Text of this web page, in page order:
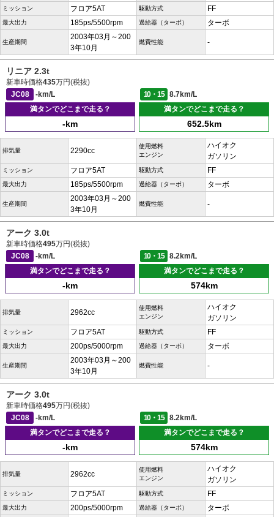
ミッション フロア5AT 駆動方式 FF
最大出力 185ps/5500rpm 過給器（ターボ） ターボ
生産期間
2003年03月～200
3年10月
燃費性能 -
リニア 2.3t
新車時価格435万円(税抜)
JC08
-km/L 10・15
8.7km/L
満タンでどこまで走る？
-km
満タンでどこまで走る？
652.5km
排気量 2290cc
使用燃料
エンジン
ハイオク
ガソリン
ミッション フロア5AT 駆動方式 FF
最大出力 185ps/5500rpm 過給器（ターボ） ターボ
生産期間
2003年03月～200
3年10月
燃費性能 -
アーク 3.0t
新車時価格495万円(税抜)
JC08
-km/L 10・15
8.2km/L
満タンでどこまで走る？
-km
満タンでどこまで走る？
574km
排気量 2962cc
使用燃料
エンジン
ハイオク
ガソリン
ミッション フロア5AT 駆動方式 FF
最大出力 200ps/5000rpm 過給器（ターボ） ターボ
生産期間
2003年03月～200
3年10月
燃費性能 -
アーク 3.0t
新車時価格495万円(税抜)
JC08
-km/L 10・15
8.2km/L
満タンでどこまで走る？
-km
満タンでどこまで走る？
574km
排気量 2962cc
使用燃料
エンジン
ハイオク
ガソリン
ミッション フロア5AT 駆動方式 FF
最大出力 200ps/5000rpm 過給器（ターボ） ターボ